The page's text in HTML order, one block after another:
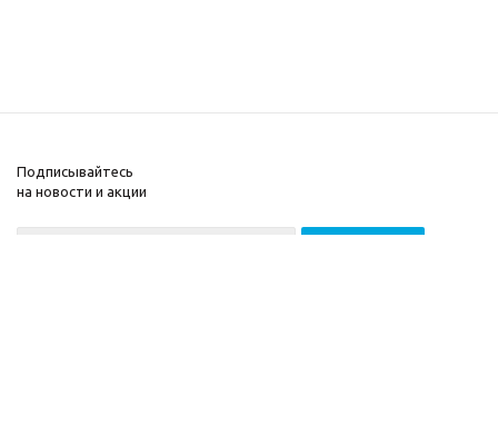
Подписывайтесь
на новости и акции